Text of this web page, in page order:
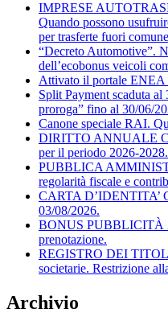
IMPRESE
Quando possono
per trasferte fuori
“Decreto Automotive”.
dell’ecobonus veicoli
Attivato il portale ENEA
Split Payment scaduta al
proroga” fino al 30/06/
Canone speciale RAI.
DIRITTO ANNUALE
per il periodo 2026-2028.
PUBBLICA
regolarità fiscale e
CARTA D’IDENTITA’
03/08/2026.
BONUS PUBBLICITÀ
prenotazione.
REGISTRO DEI
societarie. Restrizione
Archivio